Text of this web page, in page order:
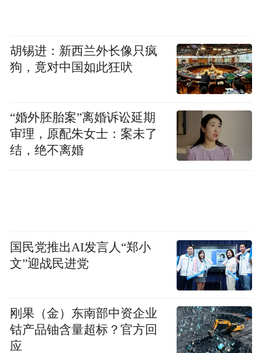
胡锡进：新西兰外长像只疯
狗，竟对中国如此狂吠
“婚外胚胎案”离婚诉讼延期
审理，原配朱女士：案未了
结，绝不离婚
国民党推出AI发言人“郑小
文”迎战民进党
刚果（金）东南部中资企业
钴产品铀含量超标？官方回
应